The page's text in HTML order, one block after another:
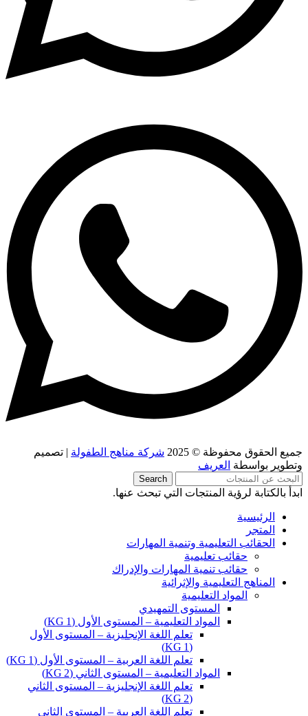
جميع الحقوق محفوظة © 2025 شركة مناهج الطفولة | تصميم
وتطوير بواسطة العريف
Search
ابدأ بالكتابة لرؤية المنتجات التي تبحث عنها.
الرئيسية
المتجر
الحقائب التعليمية وتنمية المهارات
حقائب تعليمية
حقائب تنمية المهارات والإدراك
المناهج التعليمية والإثرائية
المواد التعليمية
المستوى التمهيدي
المواد التعليمية – المستوى الأول (KG 1)
تعلم اللغة الإنجليزية – المستوى الأول
(KG 1)
تعلم اللغة العربية – المستوى الأول (KG 1)
المواد التعليمية – المستوى الثاني (KG 2)
تعلم اللغة الإنجليزية – المستوى الثاني
(KG 2)
تعلم اللغة العربية – المستوى الثاني